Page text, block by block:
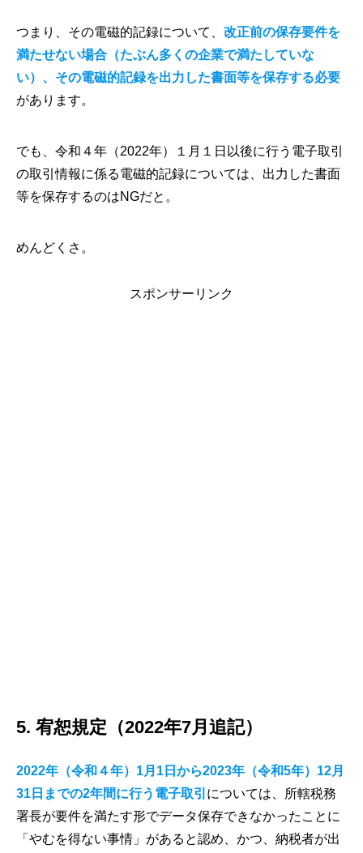
つまり、その電磁的記録について、 改正前の保存要件を
満たせない場合（たぶん多くの企業で満たしていな
い）、その電磁的記録を出力した書面等を保存する必要
があります。
でも、令和４年（2022年）１月１日以後に行う電子取引
の取引情報に係る電磁的記録については、出力した書面
等を保存するのはNGだと。
めんどくさ。
スポンサーリンク
5. 宥恕規定（2022年7月追記）
2022年（令和４年）1月1日から2023年（令和5年）12月
31日までの2年間に行う電子取引 については、所轄税務
署長が要件を満たす形でデータ保存できなかったことに
「やむを得ない事情」があると認め、かつ、納税者が出